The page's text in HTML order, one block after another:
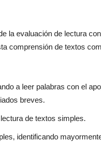
la evaluación de lectura
comprensión de textos
a leer palabras con el
breves.
de textos simples.
identificando